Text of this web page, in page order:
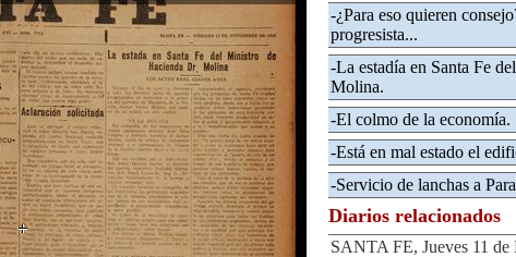
-¿Para eso quieren
progresista...
-La estadía en Santa Fe
Molina.
-El colmo de la economía.
-Está en mal estado el
-Servicio de lanchas a
Diarios relacionados
SANTA FE, Jueves 11